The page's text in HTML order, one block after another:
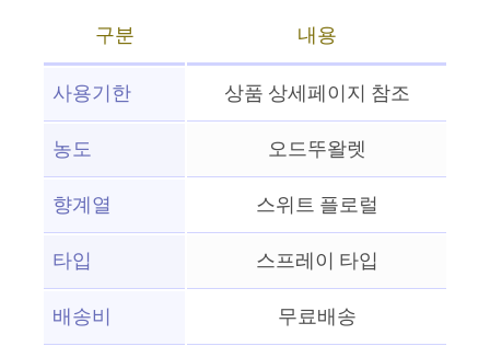
구분
내용
사용기한
상품 상세페이지 참조
농도
오드뚜왈렛
향계열
스위트 플로럴
타입
스프레이 타입
배송비
무료배송